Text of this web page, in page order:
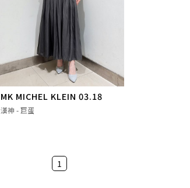
MK MICHEL KLEIN 03.18
漢神 - 巨蛋
1